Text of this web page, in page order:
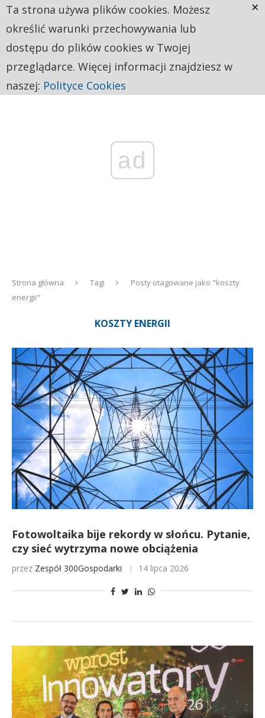
ad
Strona główna Tagi
Posty otagowane jako "koszty
energii"
KOSZTY ENERGII
Fotowoltaika bije rekordy w słońcu. Pytanie,
czy sieć wytrzyma nowe obciążenia
przez Zespół 300Gospodarki 14 lipca 2026
Ta strona używa plików cookies. Możesz
określić warunki przechowywania lub
dostępu do plików cookies w Twojej
przeglądarce. Więcej informacji znajdziesz w
naszej: Polityce Cookies
×